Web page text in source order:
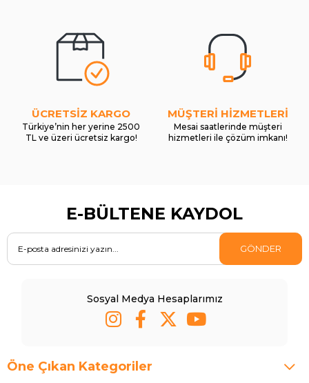
ÜCRETSİZ KARGO
Türkiye’nin her yerine 2500
TL ve üzeri ücretsiz kargo!
MÜŞTERİ HİZMETLERİ
Mesai saatlerinde müşteri
hizmetleri ile çözüm imkanı!
E-BÜLTENE KAYDOL
GÖNDER
Sosyal Medya Hesaplarımız
Öne Çıkan Kategoriler